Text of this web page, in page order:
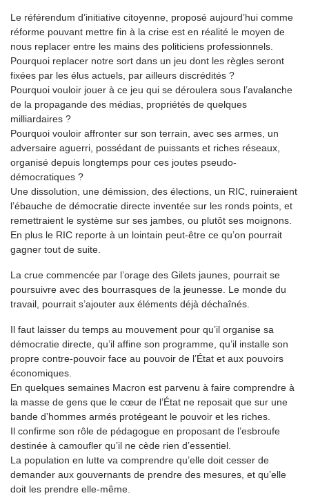
Le référendum d’initiative citoyenne, proposé aujourd’hui comme
réforme pouvant mettre fin à la crise est en réalité le moyen de
nous replacer entre les mains des politiciens professionnels.
Pourquoi replacer notre sort dans un jeu dont les règles seront
fixées par les élus actuels, par ailleurs discrédités ?
Pourquoi vouloir jouer à ce jeu qui se déroulera sous l’avalanche
de la propagande des médias, propriétés de quelques
milliardaires ?
Pourquoi vouloir affronter sur son terrain, avec ses armes, un
adversaire aguerri, possédant de puissants et riches réseaux,
organisé depuis longtemps pour ces joutes pseudo-
démocratiques ?
Une dissolution, une démission, des élections, un RIC, ruineraient
l’ébauche de démocratie directe inventée sur les ronds points, et
remettraient le système sur ses jambes, ou plutôt ses moignons.
En plus le RIC reporte à un lointain peut-être ce qu’on pourrait
gagner tout de suite.
La crue commencée par l’orage des Gilets jaunes, pourrait se
poursuivre avec des bourrasques de la jeunesse. Le monde du
travail, pourrait s’ajouter aux éléments déjà déchaînés.
Il faut laisser du temps au mouvement pour qu’il organise sa
démocratie directe, qu’il affine son programme, qu’il installe son
propre contre-pouvoir face au pouvoir de l’État et aux pouvoirs
économiques.
En quelques semaines Macron est parvenu à faire comprendre à
la masse de gens que le cœur de l’État ne reposait que sur une
bande d’hommes armés protégeant le pouvoir et les riches.
Il confirme son rôle de pédagogue en proposant de l’esbroufe
destinée à camoufler qu’il ne cède rien d’essentiel.
La population en lutte va comprendre qu’elle doit cesser de
demander aux gouvernants de prendre des mesures, et qu’elle
doit les prendre elle-même.